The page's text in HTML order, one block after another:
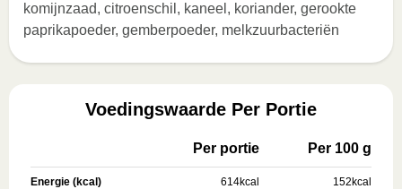
komijnzaad, citroenschil, kaneel, koriander, gerookte
paprikapoeder, gemberpoeder, melkzuurbacteriën
Voedingswaarde Per Portie
Per portie Per 100 g
Energie (kcal) 614kcal 152kcal